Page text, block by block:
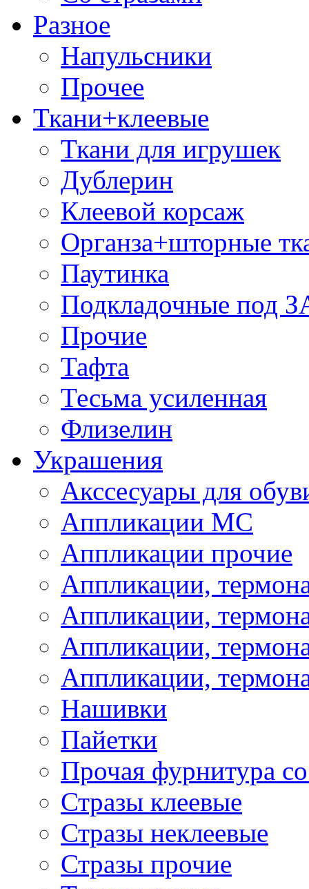
Разное
Напульсники
Прочее
Ткани+клеевые
Ткани для игрушек
Дублерин
Клеевой корсаж
Органза+шторные
Паутинка
Подкладочные под
Прочие
Тафта
Тесьма усиленная
Флизелин
Украшения
Акссесуары для
Аппликации МС
Аппликации прочие
Аппликации,
Аппликации,
Аппликации,
Аппликации,
Нашивки
Пайетки
Прочая фурнитура
Стразы клеевые
Стразы неклеевые
Стразы прочие